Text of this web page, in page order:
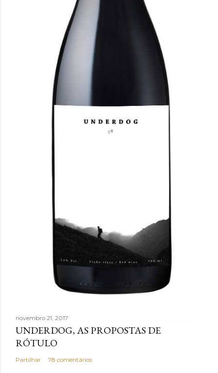
novembro 21, 2017
UNDERDOG, AS PROPOSTAS DE
RÓTULO
Partilhar 78 comentários